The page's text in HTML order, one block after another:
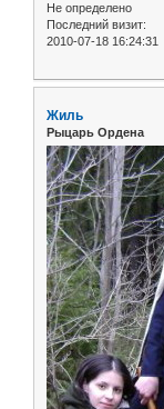
Не определено
Последний визит:
2010-07-18 16:24:31
Жиль
Рыцарь Ордена